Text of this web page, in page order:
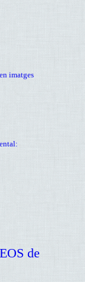
imatges
de